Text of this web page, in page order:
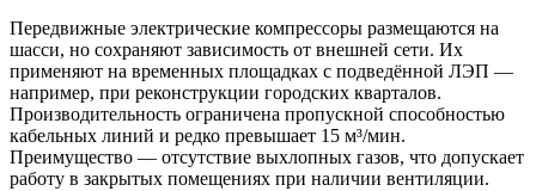
Передвижные электрические компрессоры размещаются на
шасси, но сохраняют зависимость от внешней сети. Их
применяют на временных площадках с подведённой ЛЭП —
например, при реконструкции городских кварталов.
Производительность ограничена пропускной способностью
кабельных линий и редко превышает 15 м³/мин.
Преимущество — отсутствие выхлопных газов, что допускает
работу в закрытых помещениях при наличии вентиляции.